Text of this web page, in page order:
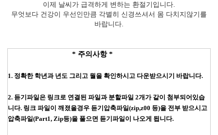
이제 날씨가 급격하게 변하는 환절기입니다.
무엇보다 건강이 우선인만큼 각별히 신경쓰셔서 몸 다치지않기를
바랍니다.
* 주의사항 *
1. 정확한 학년과 년도 그리고 월을 확인하시고 다운받으시기 바랍니다.
2. 듣기파일은 링크로 연결된 파일과 분할파일 2개가 같이 첨부되어있습
니다. 링크 파일이 깨졌을경우 듣기압축파일(zip,z00 등)을 전부 받으시고
압축파일(Part1, Zip등)을 풀으면 듣기파일이 나오게 됩니다.